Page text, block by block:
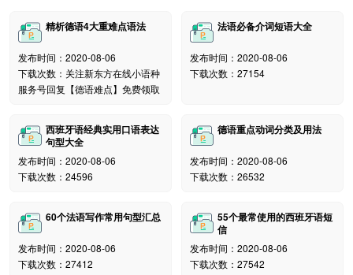
读音节上标注重读音符号的,如果不按发 音规则例外的是
需要在重读音节上标注重读音符号的,因为同一词发音不
同词义不同,在书面中就必须标注出来。
9.名词性数：西班牙语是重发音韵率的语言,所以什
等一系列的都要随着变,初学者头都大.其实,掌握了规律,
大多数是按发音规则词尾变化的,这样发起音来比较押韵,
有节奏感.这就是为什么,西班牙歌曲好听,西班牙歌唱家
觉,就要恭喜你了。
10. ñ的重鼻音,据说是16世纪西班牙的一个国王患了
鼻炎,清辅音n发不好,成了ñ,拍马屁的大臣门反而竞相模
精析德语4大重难点语法
发布时间：2020-08-06
下载次数：关注新东方在线小语种
服务号回复【德语难点】免费领取
法语必备介词短语大全
发布时间：2020-08-06
下载次数：27154
西班牙语经典实用口语表达
句型大全
发布时间：2020-08-06
下载次数：24596
德语重点动词分类及用法
发布时间：2020-08-06
下载次数：26532
60个法语写作常用句型汇总
发布时间：2020-08-06
下载次数：27412
55个最常使用的西班牙语短
信
发布时间：2020-08-06
下载次数：27542